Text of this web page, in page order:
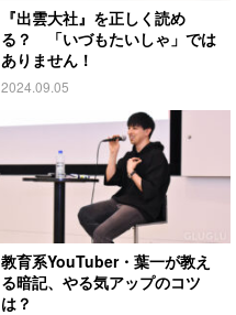
『出雲大社』を正しく読め
る？ 「いづもたいしゃ」では
ありません！
2024.09.05
教育系YouTuber・葉一が教え
る暗記、やる気アップのコツ
は？